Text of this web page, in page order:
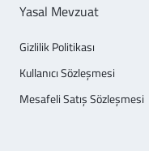
Yasal Mevzuat
Gizlilik Politikası
Kullanıcı Sözleşmesi
Mesafeli Satış Sözleşmesi